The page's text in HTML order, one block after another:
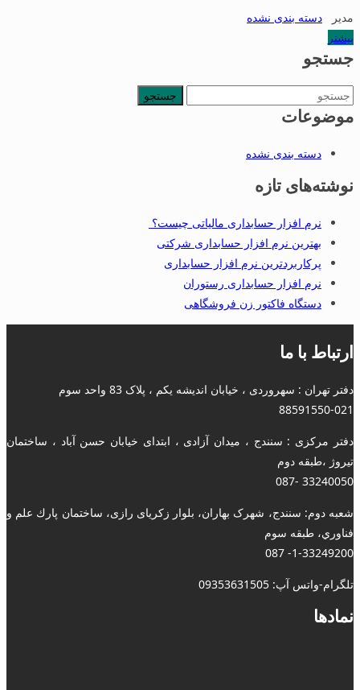
مدیر
دسته بندی نشده
بیشتر
جستجو
جستجو
برای:
موضوعات
دسته بندی نشده
نوشته‌های تازه
نرم افزار حسابداری مالیاتی چیست؟
بهترین نرم افزار حسابداری شرکتی
پرکاربردترین نرم افزار حسابداری
نرم افزار حسابداری رستوران
دستگاه فاکتور زن فروشگاهی
ارتباط با ما
دفتر تهران : سهروردی ، خیابان اندیشه یکم ، پلاک 83 واحد سوم
88591550-021
دفتر مرکزی : سنندج ، میدان آزادی ، ابتدای خیابان حسن آباد ، ساختمان
تیروژ ،طبقه دوم
33240050 -087
شعبه دوم: سنندج، شهرک بهاران، بلوار زکریای رازی، ساختمان پارك علم و
فناوري، طبقه سوم
1-33249200- 087
تلگرام-واتس آپ: 09353631505
نمادها